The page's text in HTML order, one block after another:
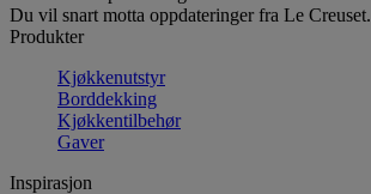
Du vil snart motta oppdateringer fra Le Creuset.
Produkter
Kjøkkenutstyr
Borddekking
Kjøkkentilbehør
Gaver
Inspirasjon